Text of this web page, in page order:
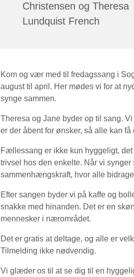
Christensen og Theresa
Lundquist French
Kom og vær med til fredagssang i
august til april. Her mødes vi for at
synge sammen.
Theresa og Jane byder op til sang.
er der åbent for ønsker, så alle kan få
Fællessang er ikke kun hyggeligt,
trivsel hos den enkelte. Når vi
sammenhængskraft, hvor alle
Efter sangen byder vi på kaffe og
snakke med hinanden. Det er en
mennesker i nærområdet.
Det er gratis at deltage, og alle er
Tilmelding ikke nødvendig.
Vi glæder os til at se dig til en